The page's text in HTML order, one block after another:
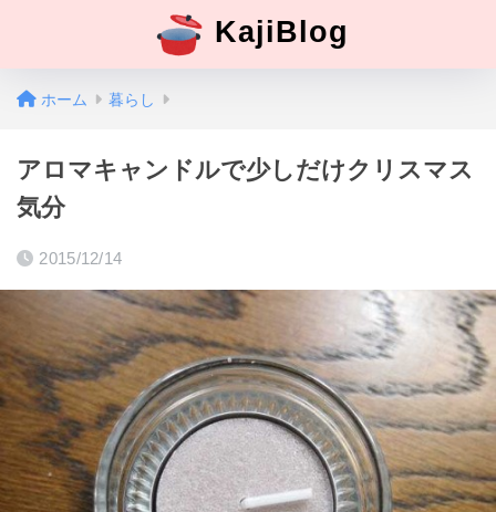
KajiBlog
ホーム 暮らし
アロマキャンドルで少しだけクリスマス
気分
2015/12/14